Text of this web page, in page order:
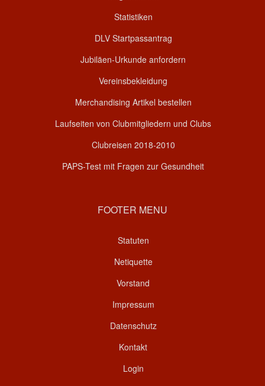
Statistiken
DLV Startpassantrag
Jubiläen-Urkunde anfordern
Vereinsbekleidung
Merchandising Artikel bestellen
Laufseiten von Clubmitgliedern und Clubs
Clubreisen 2018-2010
PAPS-Test mit Fragen zur Gesundheit
FOOTER MENU
Statuten
Netiquette
Vorstand
Impressum
Datenschutz
Kontakt
Login